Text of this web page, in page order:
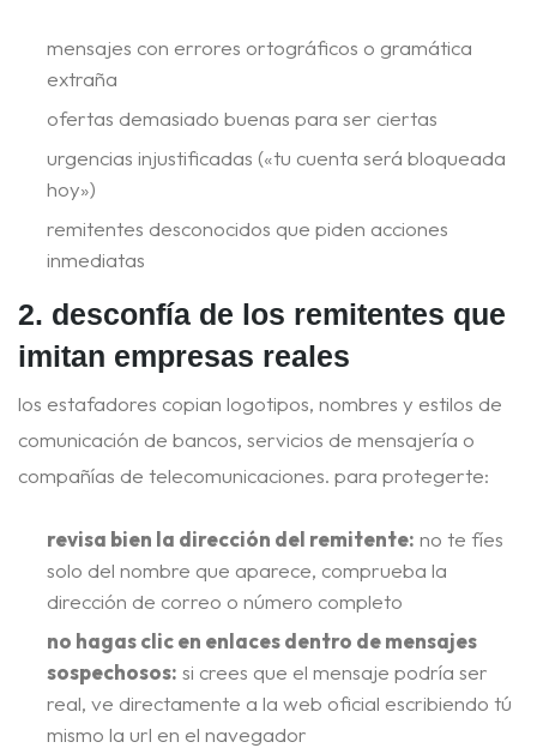
mensajes con errores ortográficos o gramática
extraña
ofertas demasiado buenas para ser ciertas
urgencias injustificadas («tu cuenta será bloqueada
hoy»)
remitentes desconocidos que piden acciones
inmediatas
2. desconfía de los remitentes que
imitan empresas reales
los estafadores copian logotipos, nombres y estilos de
comunicación de bancos, servicios de mensajería o
compañías de telecomunicaciones. para protegerte:
revisa bien la dirección del remitente: no te fíes
solo del nombre que aparece, comprueba la
dirección de correo o número completo
no hagas clic en enlaces dentro de mensajes
sospechosos: si crees que el mensaje podría ser
real, ve directamente a la web oficial escribiendo tú
mismo la url en el navegador